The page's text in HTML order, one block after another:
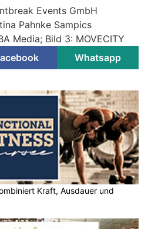
Events GmbH
Pahnke Sampics
Media; Bild 3: MOVECITY
Whatsapp
Kraft, Ausdauer und